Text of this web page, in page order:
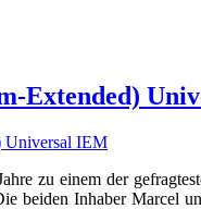
Extended)
zu einem der
beiden Inhaber Marcel